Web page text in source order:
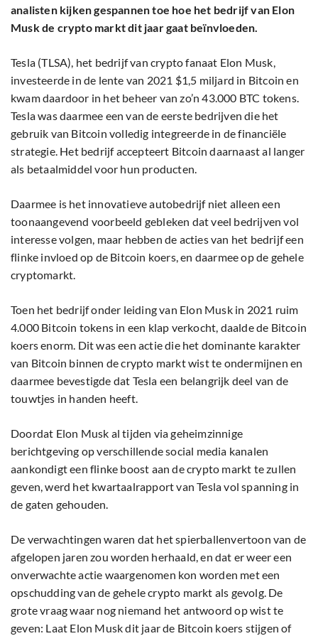
analisten kijken gespannen toe hoe het bedrijf van Elon
Musk de crypto markt dit jaar gaat beïnvloeden.
Tesla (TLSA), het bedrijf van crypto fanaat Elon Musk,
investeerde in de lente van 2021 $1,5 miljard in Bitcoin en
kwam daardoor in het beheer van zo’n 43.000 BTC tokens.
Tesla was daarmee een van de eerste bedrijven die het
gebruik van Bitcoin volledig integreerde in de financiële
strategie. Het bedrijf accepteert Bitcoin daarnaast al langer
als betaalmiddel voor hun producten.
Daarmee is het innovatieve autobedrijf niet alleen een
toonaangevend voorbeeld gebleken dat veel bedrijven vol
interesse volgen, maar hebben de acties van het bedrijf een
flinke invloed op de Bitcoin koers, en daarmee op de gehele
cryptomarkt.
Toen het bedrijf onder leiding van Elon Musk in 2021 ruim
4.000 Bitcoin tokens in een klap verkocht, daalde de Bitcoin
koers enorm. Dit was een actie die het dominante karakter
van Bitcoin binnen de crypto markt wist te ondermijnen en
daarmee bevestigde dat Tesla een belangrijk deel van de
touwtjes in handen heeft.
Doordat Elon Musk al tijden via geheimzinnige
berichtgeving op verschillende social media kanalen
aankondigt een flinke boost aan de crypto markt te zullen
geven, werd het kwartaalrapport van Tesla vol spanning in
de gaten gehouden.
De verwachtingen waren dat het spierballenvertoon van de
afgelopen jaren zou worden herhaald, en dat er weer een
onverwachte actie waargenomen kon worden met een
opschudding van de gehele crypto markt als gevolg. De
grote vraag waar nog niemand het antwoord op wist te
geven: Laat Elon Musk dit jaar de Bitcoin koers stijgen of